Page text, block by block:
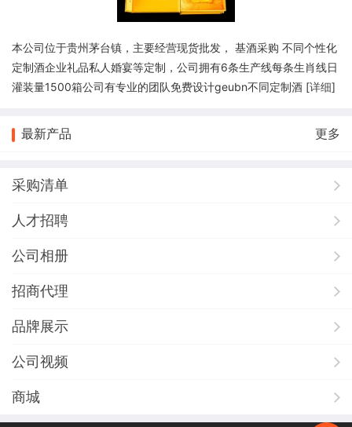
本公司位于贵州茅台镇，主要经营现货批发， 基酒采购 不同个性化
定制酒企业礼品私人婚宴等定制，公司拥有6条生产线每条生肖线日
灌装量1500箱公司有专业的团队免费设计geubn不同定制酒 [详细]
最新产品 更多
采购清单
人才招聘
公司相册
招商代理
品牌展示
公司视频
商城